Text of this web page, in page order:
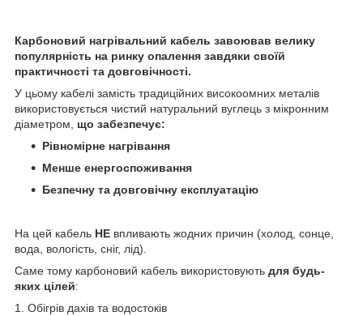
Карбоновий нагрівальний кабель завоював велику
популярність на ринку опалення завдяки своїй
практичності та довговічності.
У цьому кабелі замість традиційних високоомних металів
використовується чистий натуральний вуглець з мікронним
діаметром, що забезпечує:
Рівномірне нагрівання
Менше енергоспоживання
Безпечну та довговічну експлуатацію
На цей кабель НЕ впливають жодних причин (холод, сонце,
вода, вологість, сніг, лід).
Саме тому карбоновий кабель використовують для будь-
яких цілей:
1. Обігрів дахів та водостоків